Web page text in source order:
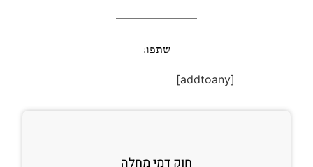
שתפו:
[addtoany]
חוק דמי מחלה